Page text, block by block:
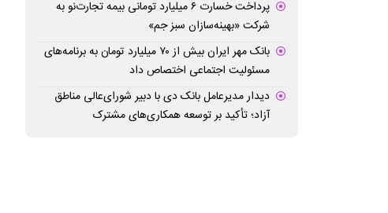
پرداخت خسارت ۶ میلیارد تومانی بیمه تجارت‌نو به
شرکت «بهینه‌سازان سبز جم»
بانک مهر ایران بیش از ۷۰ میلیارد تومان به برنامه‌های
مسئولیت اجتماعی اختصاص داد
دیدار مدیرعامل بانک دی با دبیر شورای‌عالی مناطق
آزاد؛ تأکید بر توسعه همکاری‌های مشترک